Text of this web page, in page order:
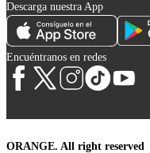
Descarga nuestra App
Encuéntranos en redes
ORANGE. All right reserved